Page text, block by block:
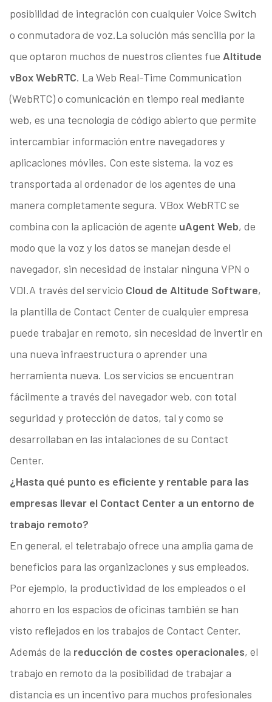
posibilidad de integración con cualquier Voice Switch
o conmutadora de voz.La solución más sencilla por la
que optaron muchos de nuestros clientes fue Altitude
vBox WebRTC. La Web Real-Time Communication
(WebRTC) o comunicación en tiempo real mediante
web, es una tecnología de código abierto que permite
intercambiar información entre navegadores y
aplicaciones móviles. Con este sistema, la voz es
transportada al ordenador de los agentes de una
manera completamente segura. VBox WebRTC se
combina con la aplicación de agente uAgent Web, de
modo que la voz y los datos se manejan desde el
navegador, sin necesidad de instalar ninguna VPN o
VDI.A través del servicio Cloud de Altitude Software,
la plantilla de Contact Center de cualquier empresa
puede trabajar en remoto, sin necesidad de invertir en
una nueva infraestructura o aprender una
herramienta nueva. Los servicios se encuentran
fácilmente a través del navegador web, con total
seguridad y protección de datos, tal y como se
desarrollaban en las intalaciones de su Contact
Center.
¿Hasta qué punto es eficiente y rentable para las
empresas llevar el Contact Center a un entorno de
trabajo remoto?
En general, el teletrabajo ofrece una amplia gama de
beneficios para las organizaciones y sus empleados.
Por ejemplo, la productividad de los empleados o el
ahorro en los espacios de oficinas también se han
visto reflejados en los trabajos de Contact Center.
Además de la reducción de costes operacionales, el
trabajo en remoto da la posibilidad de trabajar a
distancia es un incentivo para muchos profesionales